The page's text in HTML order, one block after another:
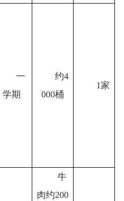
一
学期
约4
000桶
1家
牛
肉约200